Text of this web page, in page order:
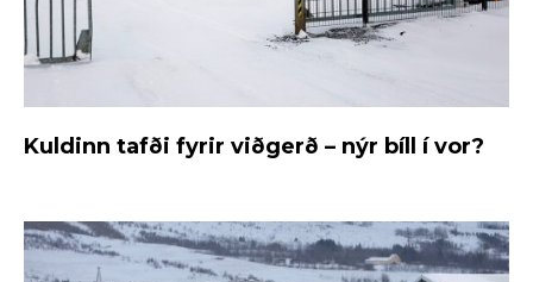
Kuldinn tafði fyrir viðgerð – nýr bíll í vor?